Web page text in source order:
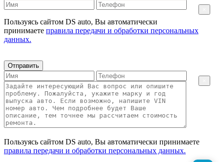
Пользуясь сайтом DS auto, Вы автоматически
принимаете правила передачи и обработки персональных
данных.
Отправить
Пользуясь сайтом DS auto, Вы автоматически принимаете
правила передачи и обработки персональных данных.